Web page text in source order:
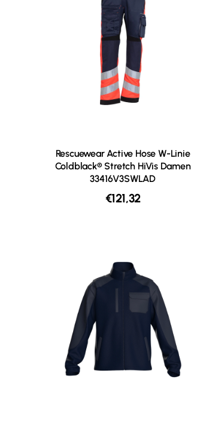
Rescuewear Active Hose W-Linie
Coldblack® Stretch HiVis Damen
33416V3SWLAD
€121,32